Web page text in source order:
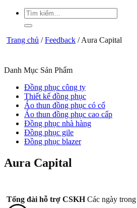
Tìm
kiếm:
Trang chủ / Feedback /Aura Capital
Danh Mục Sản Phẩm
Đồng phục công ty
Thiết kế đồng phục
Áo thun đồng phục có cổ
Áo thun đồng phục cao cấp
Đồng phục nhà hàng
Đồng phục gile
Đồng phục blazer
Aura Capital
Tổng đài hỗ trợ CSKHCác ngày